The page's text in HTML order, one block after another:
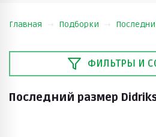
Главная Подборки
ФИЛЬТРЫ И
Последний размер